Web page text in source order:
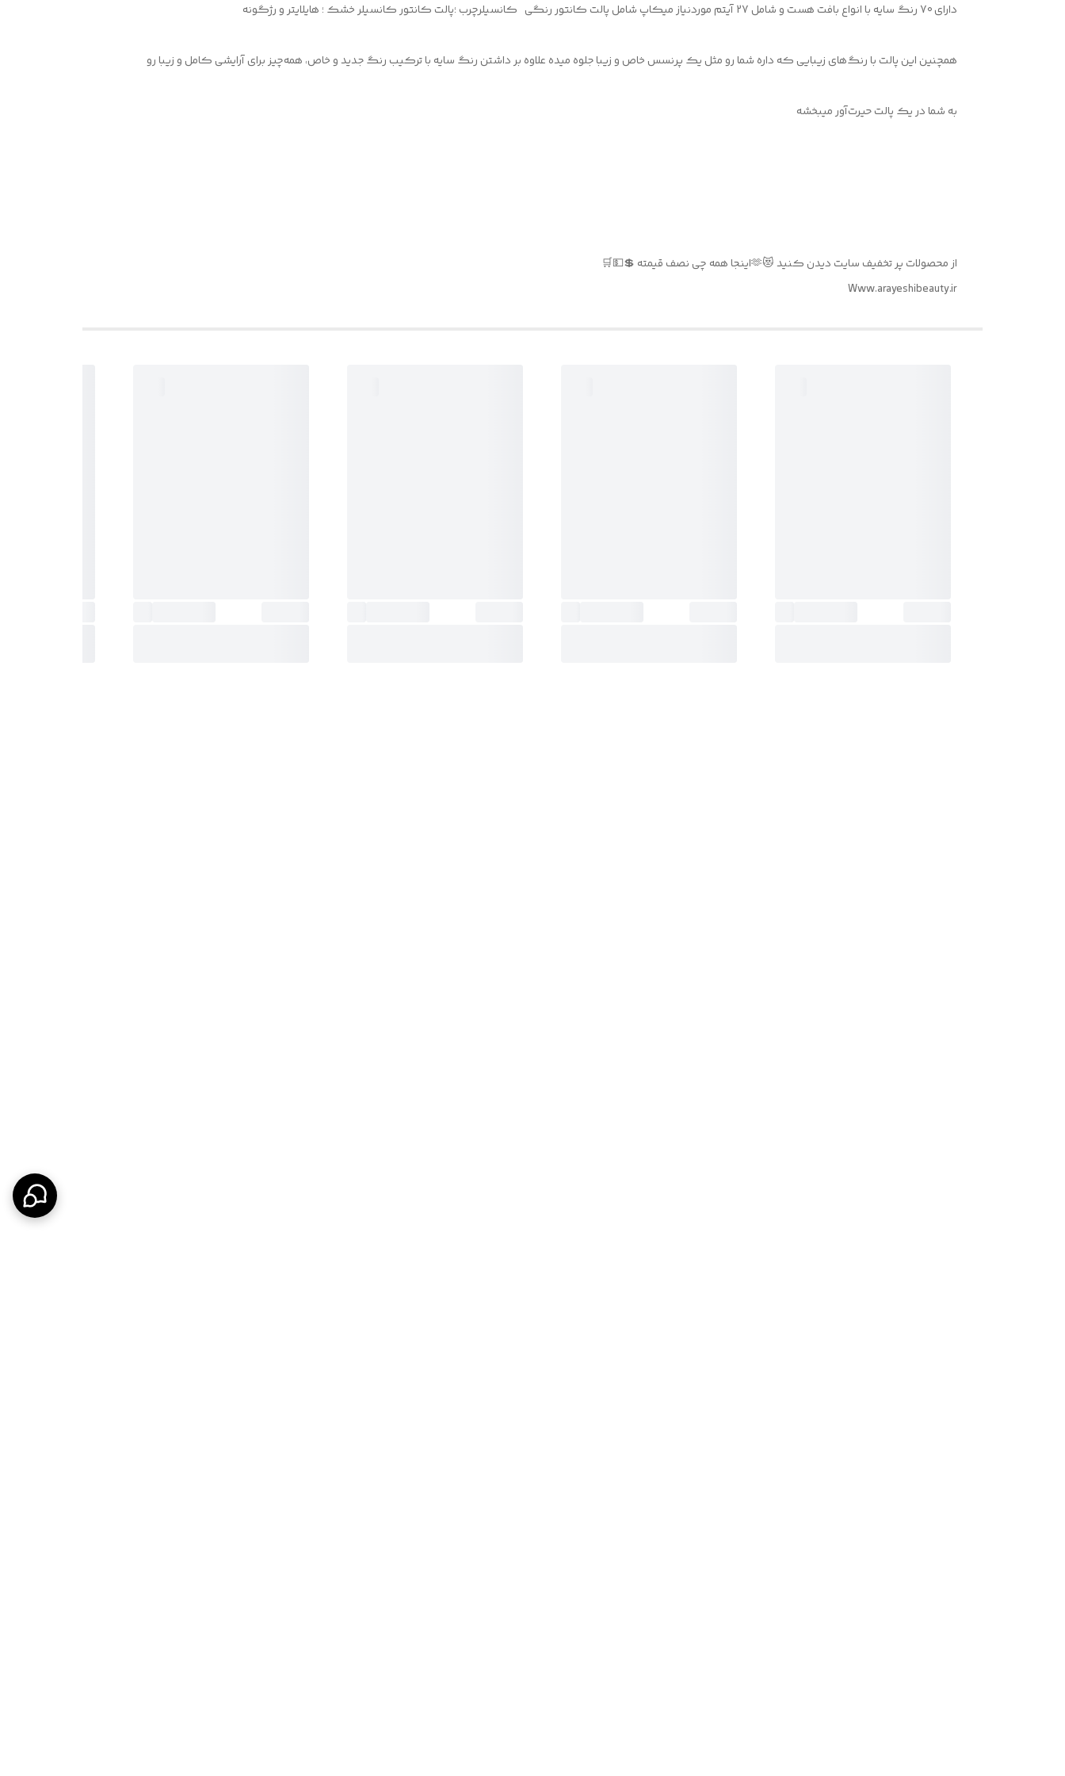
دارای 70 رنگ سایه با انواع بافت هست و شامل 27 آیتم موردنیاز میکاپ شامل پالت کانتور رنگی کانسیلرچرب ؛پالت کانتور کانسیلر خشک ؛ هایلایتر و رژگونه
همچنین این پالت با رنگ‌های زیبایی که داره شما رو مثل یک پرنسس خاص و زیبا جلوه میده علاوه بر داشتن رنگ سایه با ترکیب رنگ جدید و خاص، همه‌چیز برای آرایشی کامل و زیبا رو
به شما در یک پالت حیرت‌آور میبخشه
از محصولات پر تخفیف سایت دیدن کنید 😻🫶اینجا همه چی نصف قیمته 💲💵🛒
Www.arayeshibeauty.ir